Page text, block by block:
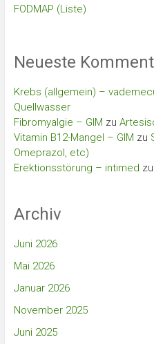
FODMAP (Liste)
Neueste
Krebs (allgemein) –
Quellwasser
Fibromyalgie – GIM zu
Vitamin B12-Mangel – GIM zu
Omeprazol, etc)
Erektionsstörung – intimed zu
Archiv
Juni 2026
Mai 2026
Januar 2026
November 2025
Juni 2025